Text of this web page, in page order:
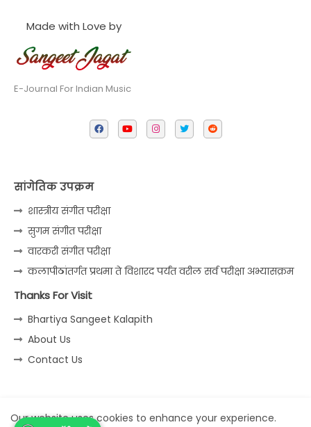
Made with Love by
E-Journal For Indian Music
सांगेतिक उपक्रम
शास्त्रीय संगीत परीक्षा
सुगम संगीत परीक्षा
वारकरी संगीत परीक्षा
कलापीठांतर्गत प्रथमा ते विशारद पर्यंत वरील सर्व परीक्षा अभ्यासक्रम
Thanks For Visit
Bhartiya Sangeet Kalapith
About Us
Contact Us
Home Contact us Privacy Policy
Our website uses cookies to enhance your experience.